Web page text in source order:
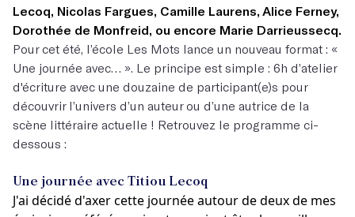
Lecoq, Nicolas Fargues, Camille Laurens, Alice Ferney,
Dorothée de Monfreid, ou encore Marie Darrieussecq.
Pour cet été, l’école Les Mots lance un nouveau format : «
Une journée avec… ». Le principe est simple : 6h d’atelier
d'écriture avec une douzaine de participant(e)s pour
découvrir l’univers d’un auteur ou d’une autrice de la
scène littéraire actuelle ! Retrouvez le programme ci-
dessous :
Une journée avec Titiou Lecoq
J'ai décidé d'axer cette journée autour de deux de mes